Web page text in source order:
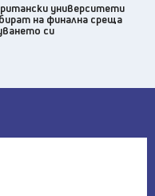
университети
на финална среща
си